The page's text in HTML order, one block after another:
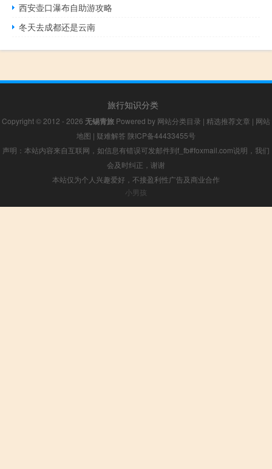
西安壶口瀑布自助游攻略
冬天去成都还是云南
旅行知识分类
Copyright © 2012 - 2026 无锡青旅 Powered by 网站分类目录 | 精选推荐文章 | 网站
地图 | 疑难解答 陕ICP备44433455号
声明：本站内容来自互联网，如信息有错误可发邮件到f_fb#foxmail.com说明，我们
会及时纠正，谢谢
本站仅为个人兴趣爱好，不接盈利性广告及商业合作
小男孩